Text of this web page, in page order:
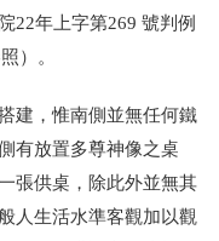
22年上字第269 號判例
）。
建，惟南側並無任何鐵
有放置多尊神像之桌
張供桌，除此外並無其
人生活水準客觀加以觀